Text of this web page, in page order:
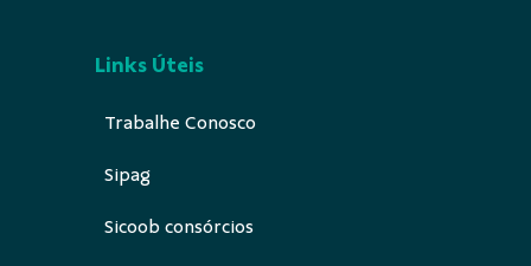
Links Úteis
Trabalhe Conosco
Sipag
Sicoob consórcios